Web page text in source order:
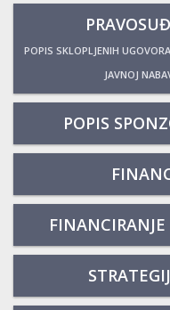
POPIS SKLOPLJENIH
JAVNOJ
POPIS